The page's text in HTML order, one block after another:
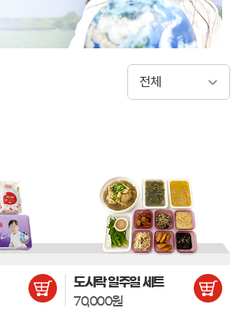
도시락 일주일 세트
70,000원